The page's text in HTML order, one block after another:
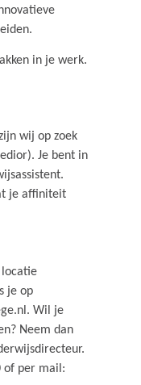
in je werk.
wij op zoek
Je bent in
je affiniteit
je op
Wil je
Neem dan
of per mail: